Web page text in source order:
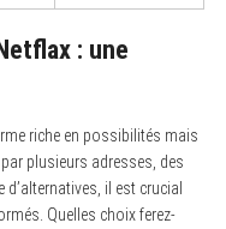
: une
riche en possibilités mais
plusieurs adresses, des
il est crucial
Quelles choix ferez-